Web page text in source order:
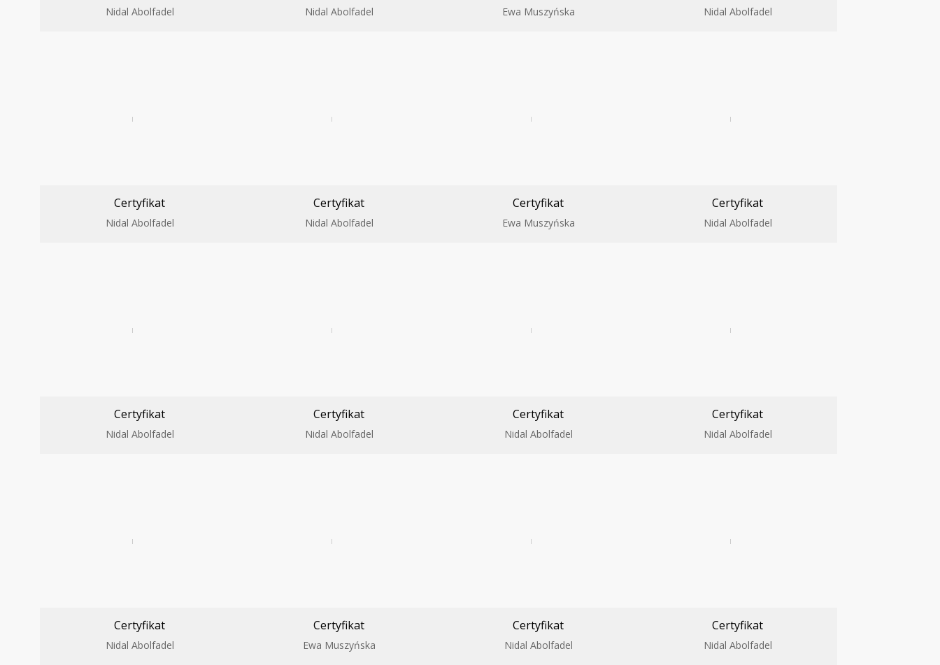
Nidal Abolfadel Nidal Abolfadel Ewa Muszyńska Nidal Abolfadel
Certyfikat
Nidal Abolfadel
Certyfikat
Nidal Abolfadel
Certyfikat
Ewa Muszyńska
Certyfikat
Nidal Abolfadel
Certyfikat
Nidal Abolfadel
Certyfikat
Nidal Abolfadel
Certyfikat
Nidal Abolfadel
Certyfikat
Nidal Abolfadel
Certyfikat
Nidal Abolfadel
Certyfikat
Ewa Muszyńska
Certyfikat
Nidal Abolfadel
Certyfikat
Nidal Abolfadel